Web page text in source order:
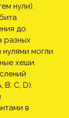
нули).
до
разных
могли
хеши.
B, C, D).
в